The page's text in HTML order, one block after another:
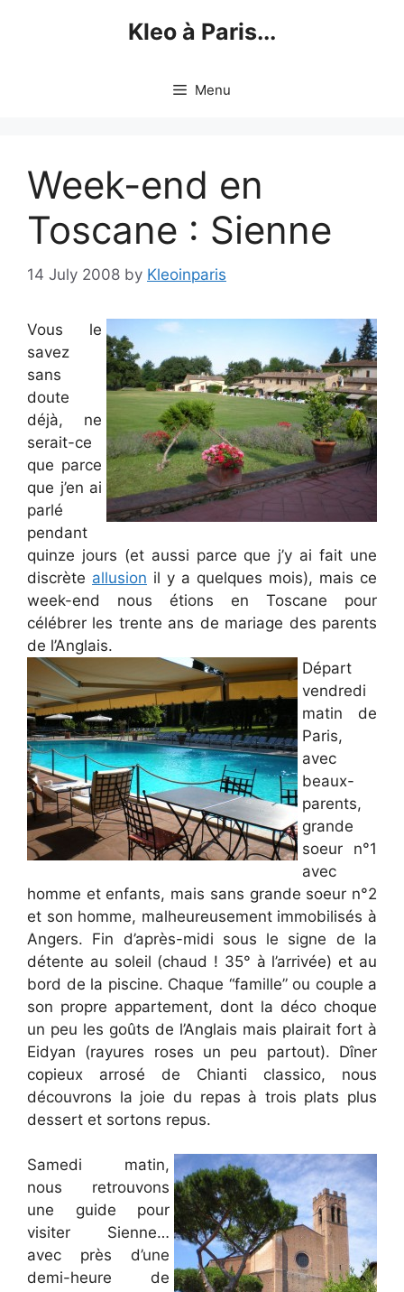
Kleo à Paris...
Menu
Week-end en
Toscane : Sienne
14 July 2008 by Kleoinparis
Vous le
savez
sans
doute
déjà, ne
serait-ce
que parce
que j’en ai
parlé
pendant
quinze jours (et aussi parce que j’y ai fait une
discrète allusion il y a quelques mois), mais ce
week-end nous étions en Toscane pour
célébrer les trente ans de mariage des parents
de l’Anglais.
Départ
vendredi
matin de
Paris,
avec
beaux-
parents,
grande
soeur n°1
avec
homme et enfants, mais sans grande soeur n°2
et son homme, malheureusement immobilisés à
Angers. Fin d’après-midi sous le signe de la
détente au soleil (chaud ! 35° à l’arrivée) et au
bord de la piscine. Chaque “famille” ou couple a
son propre appartement, dont la déco choque
un peu les goûts de l’Anglais mais plairait fort à
Eidyan (rayures roses un peu partout). Dîner
copieux arrosé de Chianti classico, nous
découvrons la joie du repas à trois plats plus
dessert et sortons repus.
Samedi matin,
nous retrouvons
une guide pour
visiter Sienne…
avec près d’une
demi-heure de